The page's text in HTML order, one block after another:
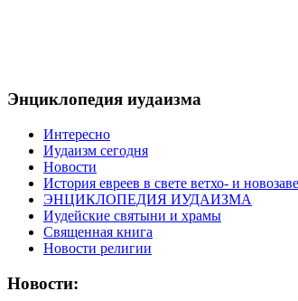
Энциклопедия иудаизма
Интересно
Иудаизм сегодня
Новости
История евреев в свете ветхо- и
ЭНЦИКЛОПЕДИЯ ИУДАИЗМА
Иудейские святыни и храмы
Священная книга
Новости религии
Новости: